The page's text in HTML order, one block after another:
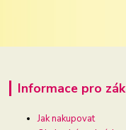
Informace pro
Jak nakupovat